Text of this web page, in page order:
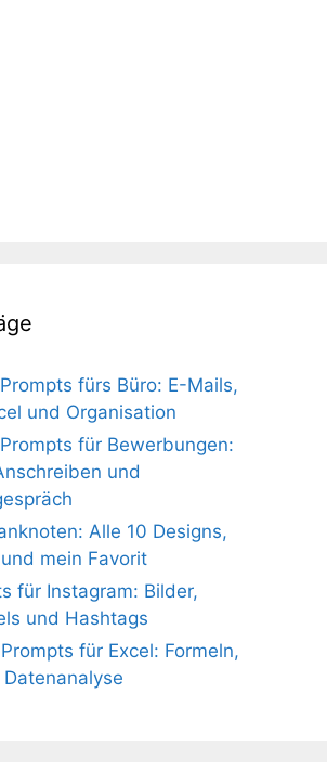
fürs Büro: E-Mails,
und Organisation
für Bewerbungen:
und
Alle 10 Designs,
mein Favorit
für Instagram: Bilder,
und Hashtags
für Excel: Formeln,